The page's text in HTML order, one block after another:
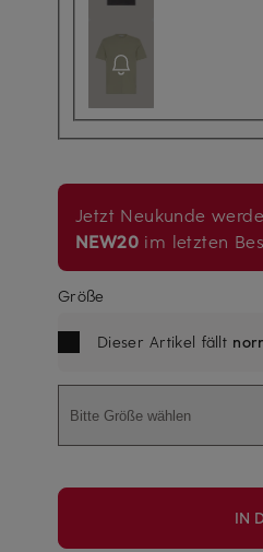
Jetzt Neukunde
NEW20 im letzten
Größe
Dieser Artikel fällt
Bitte Größe wählen
IN